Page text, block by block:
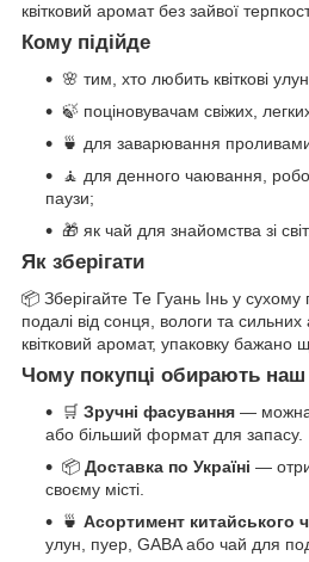
квітковий аромат без зайвої
Кому підійде
🌸 тим, хто любить квіткові
🍃 поціновувачам свіжих,
🍵 для заварювання проливами
🧘 для денного чаювання,
паузи;
🎁 як чай для знайомства зі
Як зберігати
📦 Зберігайте Те Гуань Інь у сухому
подалі від сонця, вологи та
квітковий аромат, упаковку бажано
Чому покупці обирають наш
🛒 Зручні фасування — можна
або більший формат для запасу.
📦 Доставка по Україні —
своєму місті.
🍵 Асортимент китайського
улун, пуер, GABA або чай для